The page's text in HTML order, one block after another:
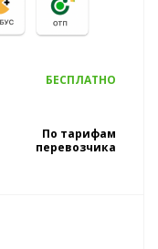
БЕСПЛАТНО
По тарифам
перевозчика